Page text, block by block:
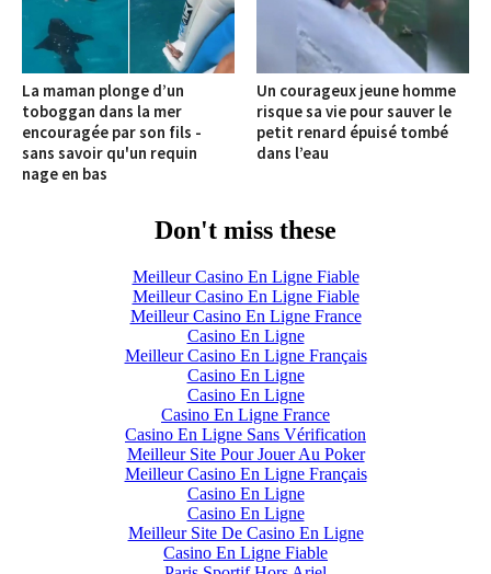
La maman plonge d’un
toboggan dans la mer
encouragée par son fils -
sans savoir qu'un requin
nage en bas
Un courageux jeune homme
risque sa vie pour sauver le
petit renard épuisé tombé
dans l’eau
Don't miss these
Meilleur Casino En Ligne Fiable
Meilleur Casino En Ligne Fiable
Meilleur Casino En Ligne France
Casino En Ligne
Meilleur Casino En Ligne Français
Casino En Ligne
Casino En Ligne
Casino En Ligne France
Casino En Ligne Sans Vérification
Meilleur Site Pour Jouer Au Poker
Meilleur Casino En Ligne Français
Casino En Ligne
Casino En Ligne
Meilleur Site De Casino En Ligne
Casino En Ligne Fiable